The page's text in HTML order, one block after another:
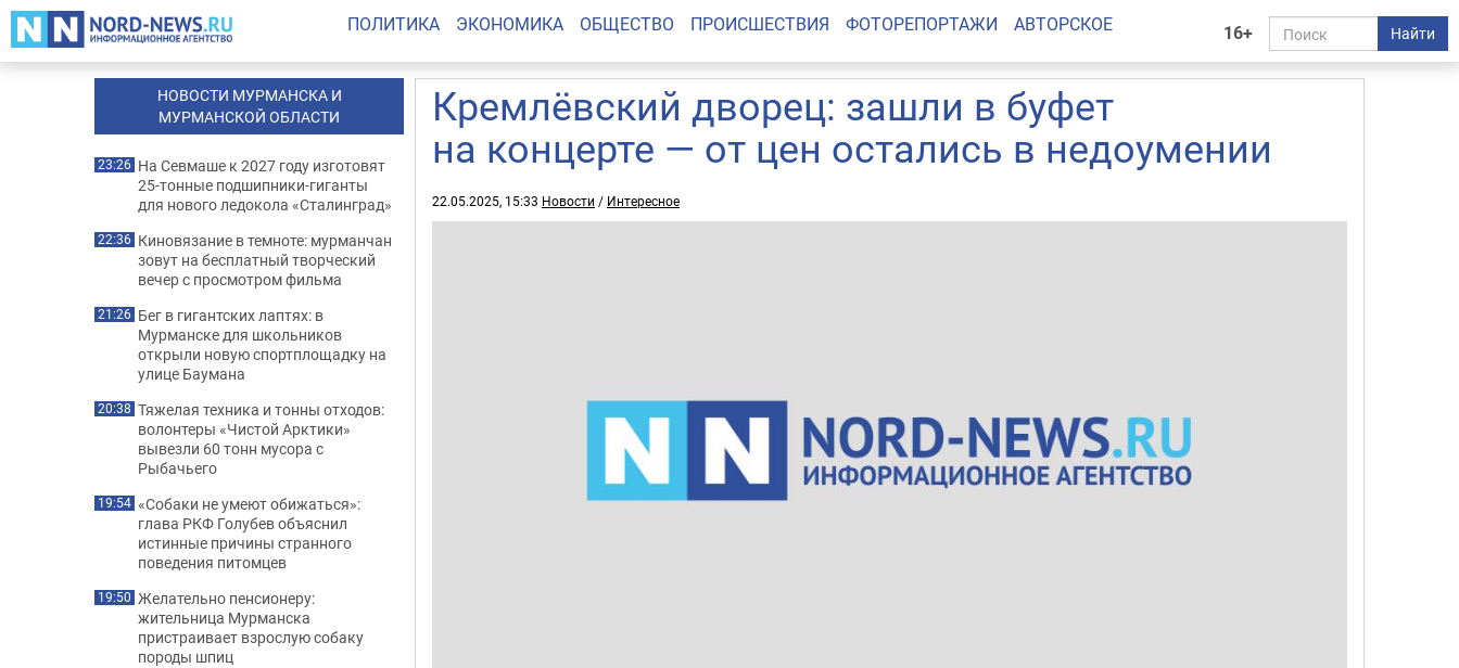
16+ Найти
ПОЛИТИКА ЭКОНОМИКА ОБЩЕСТВО ПРОИСШЕСТВИЯ ФОТОРЕПОРТАЖИ АВТОРСКОЕ
Кремлёвский дворец: зашли в буфет
на концерте — от цен остались в недоумении
22.05.2025, 15:33 Новости / Интересное
НОВОСТИ МУРМАНСКА И
МУРМАНСКОЙ ОБЛАСТИ
23:26 На Севмаше к 2027 году изготовят
25-тонные подшипники-гиганты
для нового ледокола «Сталинград»
22:36 Киновязание в темноте: мурманчан
зовут на бесплатный творческий
вечер с просмотром фильма
21:26 Бег в гигантских лаптях: в
Мурманске для школьников
открыли новую спортплощадку на
улице Баумана
20:38 Тяжелая техника и тонны отходов:
волонтеры «Чистой Арктики»
вывезли 60 тонн мусора с
Рыбачьего
19:54 «Собаки не умеют обижаться»:
глава РКФ Голубев объяснил
истинные причины странного
поведения питомцев
19:50 Желательно пенсионеру:
жительница Мурманска
пристраивает взрослую собаку
породы шпиц